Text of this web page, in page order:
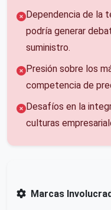
Dependencia de la
podría generar
suministro.
Presión sobre los
competencia de
Desafíos en la
culturas
Marcas